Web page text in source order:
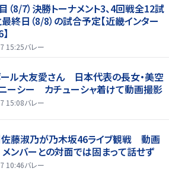
（8/7）決勝トーナメント3、4回戦全12試
終日（8/8）の試合予定【近畿インター
15:25バレー
ル大友愛さん 日本代表の長女・美空
ニーシー カチューシャ着けて動画撮影
15:08バレー
佐藤淑乃が乃木坂46ライブ観戦 動画
ンバーとの対面では固まって話せず
10:46バレー